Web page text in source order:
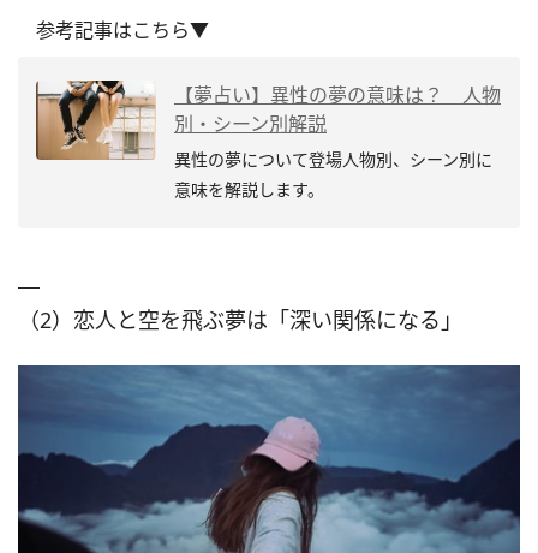
参考記事はこちら▼
【夢占い】異性の夢の意味は？ 人物
別・シーン別解説
異性の夢について登場人物別、シーン別に
意味を解説します。
（2）恋人と空を飛ぶ夢は「深い関係になる」